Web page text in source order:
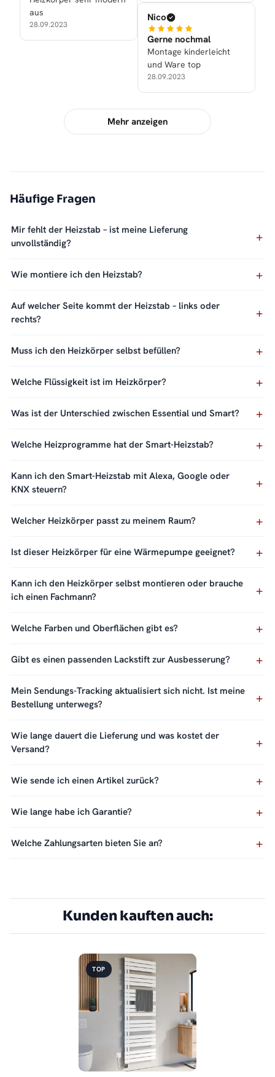
aus
28.09.2023
Nico
Gerne nochmal
Montage kinderleicht
und Ware top
28.09.2023
Mehr anzeigen
Häufige Fragen
Mir fehlt der Heizstab – ist meine Lieferung
unvollständig?
Wie montiere ich den Heizstab?
Auf welcher Seite kommt der Heizstab – links oder
rechts?
Muss ich den Heizkörper selbst befüllen?
Welche Flüssigkeit ist im Heizkörper?
Was ist der Unterschied zwischen Essential und Smart?
Welche Heizprogramme hat der Smart-Heizstab?
Kann ich den Smart-Heizstab mit Alexa, Google oder
KNX steuern?
Welcher Heizkörper passt zu meinem Raum?
Ist dieser Heizkörper für eine Wärmepumpe geeignet?
Kann ich den Heizkörper selbst montieren oder brauche
ich einen Fachmann?
Welche Farben und Oberflächen gibt es?
Gibt es einen passenden Lackstift zur Ausbesserung?
Mein Sendungs-Tracking aktualisiert sich nicht. Ist meine
Bestellung unterwegs?
Wie lange dauert die Lieferung und was kostet der
Versand?
Wie sende ich einen Artikel zurück?
Wie lange habe ich Garantie?
Welche Zahlungsarten bieten Sie an?
Kunden kauften auch:
TOP